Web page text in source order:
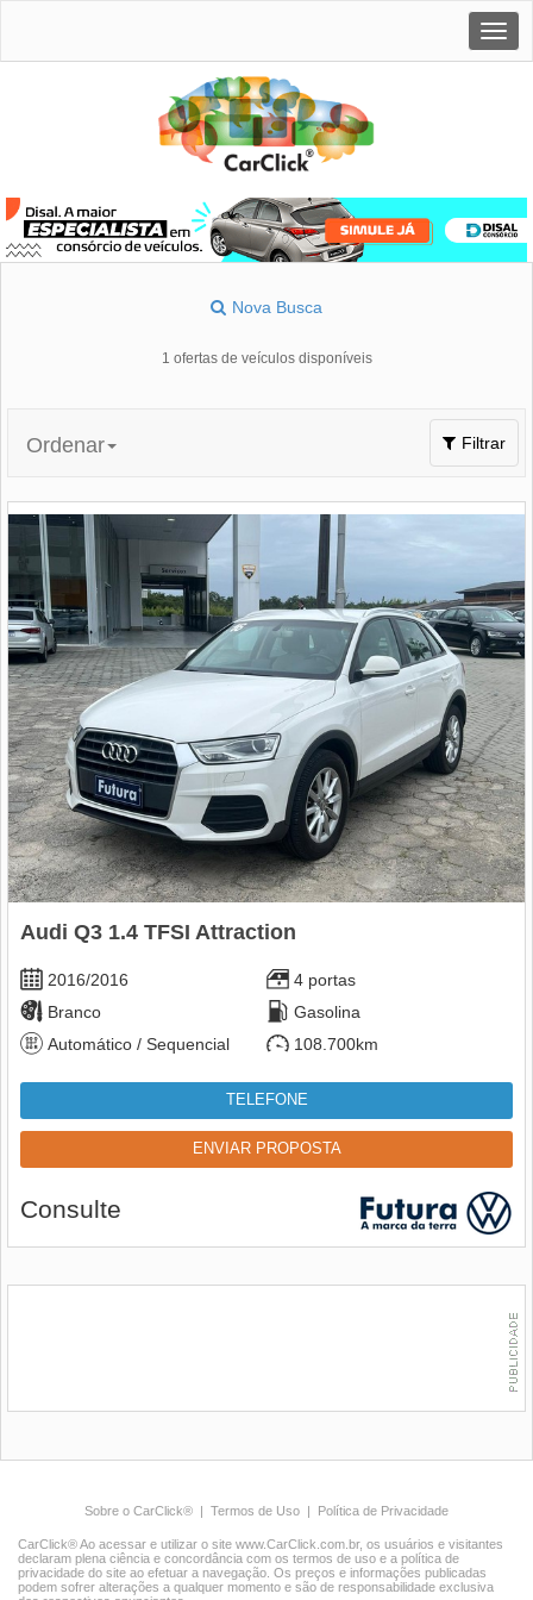
Nova Busca
1 ofertas de veículos disponíveis
Toggle
navigation
Filtrar
Ordenar
Audi Q3 1.4 TFSI Attraction
2016/2016
4 portas
Branco
Gasolina
Automático / Sequencial
108.700km
TELEFONE
ENVIAR PROPOSTA
Consulte
Sobre o CarClick® | Termos de Uso | Política de Privacidade
CarClick® Ao acessar e utilizar o site www.CarClick.com.br, os usuários e visitantes
declaram plena ciência e concordância com os termos de uso e a política de
privacidade do site ao efetuar a navegação. Os preços e informações publicadas
podem sofrer alterações a qualquer momento e são de responsabilidade exclusiva